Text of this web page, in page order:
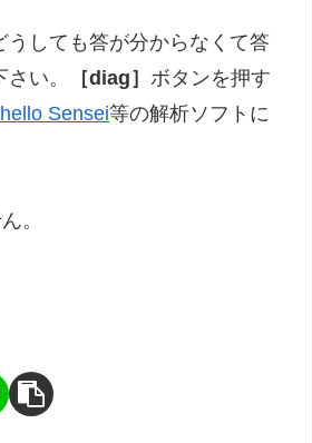
うしても答が分からなくて答
い。
［diag］ ボタンを押す
Sensei等の解析ソフトに
。